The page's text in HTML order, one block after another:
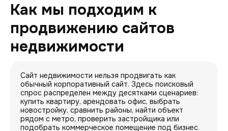
Как мы подходим к
продвижению сайтов
недвижимости
Сайт недвижимости нельзя продвигать как
обычный корпоративный сайт. Здесь поисковый
спрос распределен между десятками сценариев:
купить квартиру, арендовать офис, выбрать
новостройку, сравнить районы, найти объект
рядом с метро, проверить застройщика или
подобрать коммерческое помещение под бизнес.